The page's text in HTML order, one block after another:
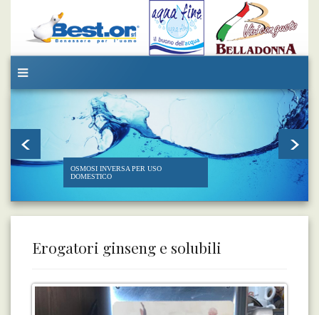
OSMOSI INVERSA PER USO
DOMESTICO
Erogatori ginseng e solubili